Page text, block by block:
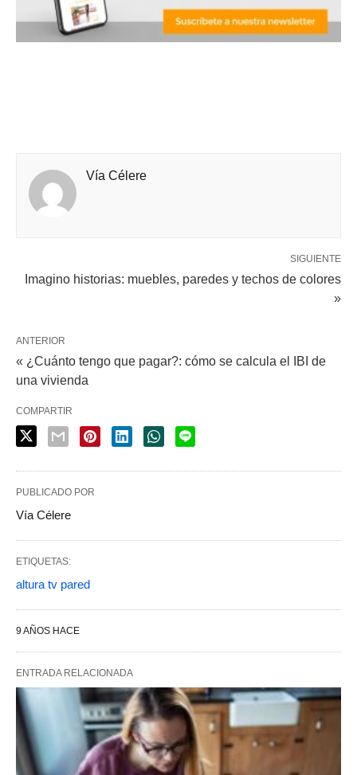
Vía Célere
SIGUIENTE
Imagino historias: muebles, paredes y techos de colores
»
ANTERIOR
« ¿Cuánto tengo que pagar?: cómo se calcula el IBI de
una vivienda
COMPARTIR
PUBLICADO POR
Vía Célere
ETIQUETAS:
altura tv pared
9 AÑOS HACE
ENTRADA RELACIONADA